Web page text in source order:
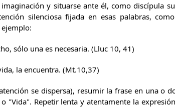
y situarse ante él, como discípula
silenciosa fijada en esas palabras,
sólo una es necesaria. (Lluc 10, 41)
la encuentra. (Mt.10,37)
se dispersa), resumir la frase en una o
"Vida". Repetir lenta y atentamente la